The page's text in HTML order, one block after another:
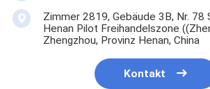
Zimmer 2819, Gebäude 3B, Nr. 78
Henan Pilot Freihandelszone
Zhengzhou, Provinz Henan, China
Kontakt